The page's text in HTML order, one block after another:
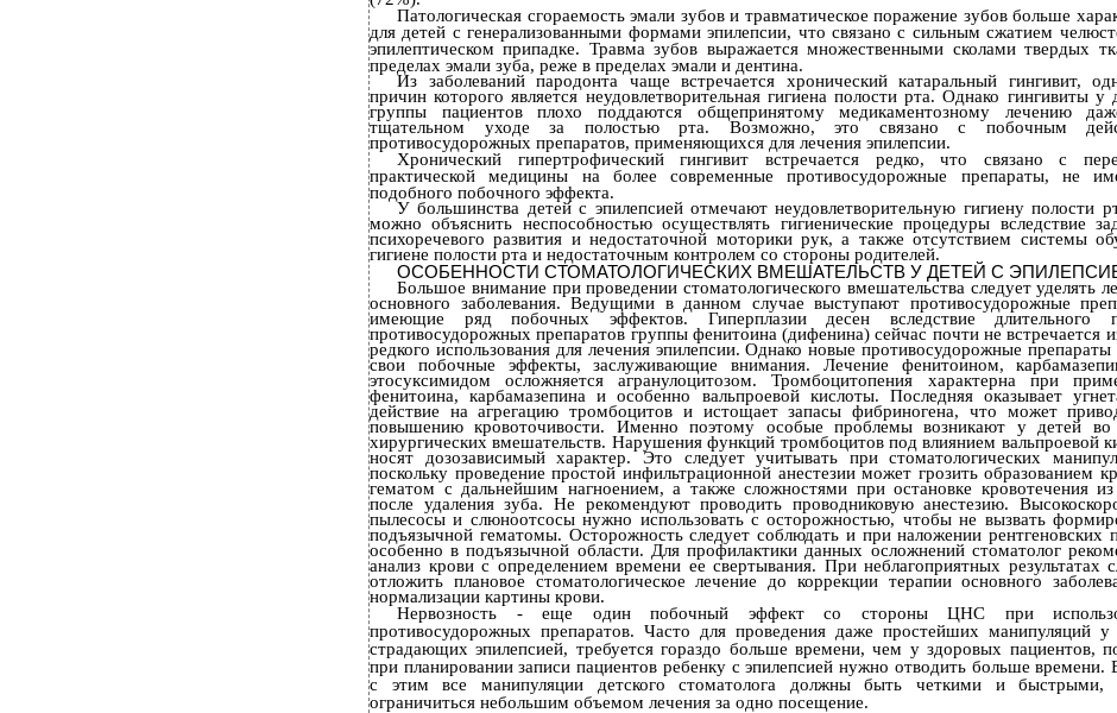
Патологическая сгораемость эмали зубов и травматическое поражение зубов больше
для детей с генерализованными формами эпилепсии, что связано с сильным сжатием
эпилептическом припадке. Травма зубов выражается множественными сколами твердых
пределах эмали зуба, реже в пределах эмали и дентина.
Из заболеваний пародонта чаще встречается хронический катаральный гингивит,
причин которого является неудовлетворительная гигиена полости рта. Однако гингивиты у
группы пациентов плохо поддаются общепринятому медикаментозному лечению
тщательном уходе за полостью рта. Возможно, это связано с побочным
противосудорожных препаратов, применяющихся для лечения эпилепсии.
Хронический гипертрофический гингивит встречается редко, что связано с
практической медицины на более современные противосудорожные препараты, не
подобного побочного эффекта.
У большинства детей с эпилепсией отмечают неудовлетворительную гигиену полости
можно объяснить неспособностью осуществлять гигиенические процедуры вследствие
психоречевого развития и недостаточной моторики рук, а также отсутствием системы
гигиене полости рта и недостаточным контролем со стороны родителей.
ОСОБЕННОСТИ СТОМАТОЛОГИЧЕСКИХ ВМЕШАТЕЛЬСТВ У ДЕТЕЙ С
Большое внимание при проведении стоматологического вмешательства следует уделять
основного заболевания. Ведущими в данном случае выступают противосудорожные
имеющие ряд побочных эффектов. Гиперплазии десен вследствие длительного
противосудорожных препаратов группы фенитоина (дифенина) сейчас почти не встречается
редкого использования для лечения эпилепсии. Однако новые противосудорожные
свои побочные эффекты, заслуживающие внимания. Лечение фенитоином,
этосуксимидом осложняется агранулоцитозом. Тромбоцитопения характерна при
фенитоина, карбамазепина и особенно вальпроевой кислоты. Последняя оказывает
действие на агрегацию тромбоцитов и истощает запасы фибриногена, что может
повышению кровоточивости. Именно поэтому особые проблемы возникают у детей во
хирургических вмешательств. Нарушения функций тромбоцитов под влиянием вальпроевой
носят дозозависимый характер. Это следует учитывать при стоматологических
поскольку проведение простой инфильтрационной анестезии может грозить образованием
гематом с дальнейшим нагноением, а также сложностями при остановке кровотечения
после удаления зуба. Не рекомендуют проводить проводниковую анестезию.
пылесосы и слюноотсосы нужно использовать с осторожностью, чтобы не вызвать
подъязычной гематомы. Осторожность следует соблюдать и при наложении рентгеновских
особенно в подъязычной области. Для профилактики данных осложнений стоматолог
анализ крови с определением времени ее свертывания. При неблагоприятных результатах
отложить плановое стоматологическое лечение до коррекции терапии основного
нормализации картины крови.
Нервозность - еще один побочный эффект со стороны ЦНС при
противосудорожных препаратов. Часто для проведения даже простейших манипуляций у
страдающих эпилепсией, требуется гораздо больше времени, чем у здоровых пациентов,
при планировании записи пациентов ребенку с эпилепсией нужно отводить больше времени.
с этим все манипуляции детского стоматолога должны быть четкими и быстрыми,
ограничиться небольшим объемом лечения за одно посещение.